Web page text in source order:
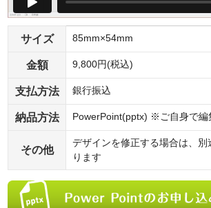
サイズ 85mm×54mm
金額 9,800円(税込)
支払方法 銀行振込
納品方法 PowerPoint(pptx) ※ご自身で編
その他
デザインを修正する場合は、別
ります